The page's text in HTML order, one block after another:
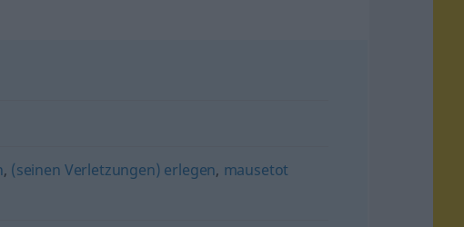
, (seinen Verletzungen) erlegen, mausetot